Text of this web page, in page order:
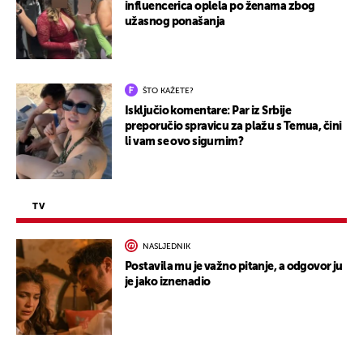
influencerica oplela po ženama zbog
užasnog ponašanja
ŠTO KAŽETE?
Isključio komentare: Par iz Srbije
preporučio spravicu za plažu s Temua, čini
li vam se ovo sigurnim?
TV
NASLJEDNIK
Postavila mu je važno pitanje, a odgovor ju
je jako iznenadio